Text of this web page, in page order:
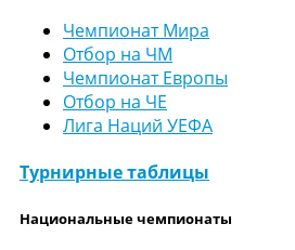
Чемпионат Мира
Отбор на ЧМ
Чемпионат Европы
Отбор на ЧЕ
Лига Наций УЕФА
Турнирные таблицы
Национальные чемпионаты